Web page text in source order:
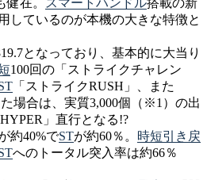
しているのが本機の大きな特徴と
となっており、基本的に大当り
100回の「ストライクチャレン
「ストライクRUSH」、また
た場合は、実質3,000個（※1）の出
」直行となる!?
約40%でSTが約60％。 時短引き戻
へのトータル突入率は約66％